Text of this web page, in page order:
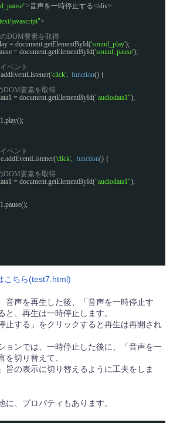
>音声を一時停止する</div>
javascript">
DOM要素を取得
= document.getElementById('sound_play');
= document.getElementById('sound_pause');
ベント
'click', function() {
DOM要素を取得
= document.getElementById("audiodata1");
ベント
'click', function() {
DOM要素を取得
= document.getElementById("audiodata1");
こちら(test7.html)
音声を再生した後、「音声を一時停止す
と、再生は一時停止します。
止する」をクリックすると再生は再開され
ョンでは、一時停止した後に、「音声を一
を切り替えて、
旨の表示に切り替えるように工夫をしま
に、プロパティもあります。